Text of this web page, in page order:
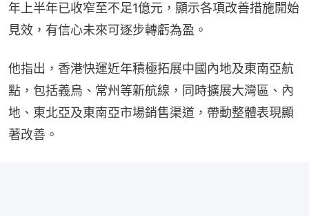
年上半年已收窄至不足1億元，顯示各項改善措施開始
見效，有信心未來可逐步轉虧為盈。
他指出，香港快運近年積極拓展中國內地及東南亞航
點，包括義烏、常州等新航線，同時擴展大灣區、內
地、東北亞及東南亞市場銷售渠道，帶動整體表現顯
著改善。